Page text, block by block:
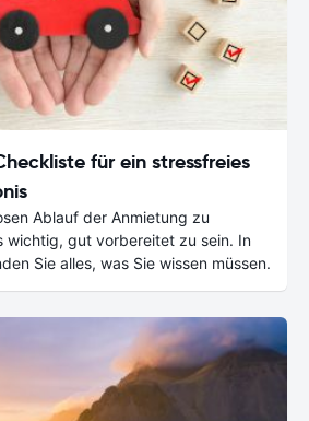
für ein stressfreies
Ablauf der Anmietung zu
wichtig, gut vorbereitet zu sein. In
Sie alles, was Sie wissen müssen.